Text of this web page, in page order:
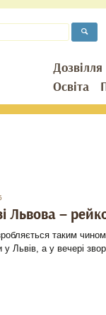
Дозвілля
Освіта
Львова –
таким
у Львів, а у вечері